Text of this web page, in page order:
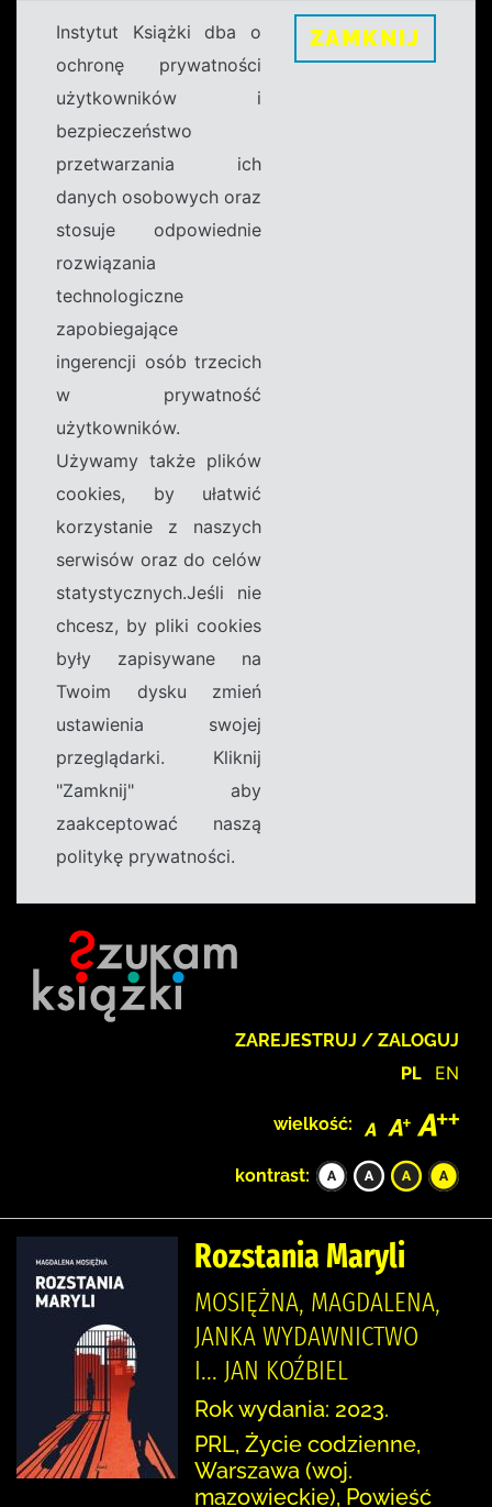
Instytut Książki dba o
ochronę prywatności
użytkowników i
bezpieczeństwo
przetwarzania ich
danych osobowych oraz
stosuje odpowiednie
rozwiązania
technologiczne
zapobiegające
ingerencji osób trzecich
w prywatność
użytkowników.
Używamy także plików
cookies, by ułatwić
korzystanie z naszych
serwisów oraz do celów
statystycznych.Jeśli nie
chcesz, by pliki cookies
były zapisywane na
Twoim dysku zmień
ustawienia swojej
przeglądarki. Kliknij
"Zamknij" aby
zaakceptować naszą
politykę prywatności.
ZAMKNIJ
ZAREJESTRUJ / ZALOGUJ
PL EN
wielkość:
kontrast:
Rozstania Maryli
MOSIĘŻNA, MAGDALENA,
JANKA WYDAWNICTWO
I... JAN KOŹBIEL
Rok wydania: 2023.
PRL, Życie codzienne,
Warszawa (woj.
mazowieckie), Powieść